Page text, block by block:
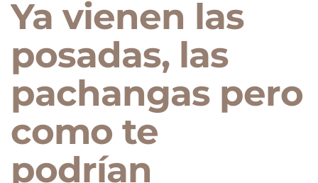
Ya vienen las
posadas, las
pachangas pero
como te
podrían